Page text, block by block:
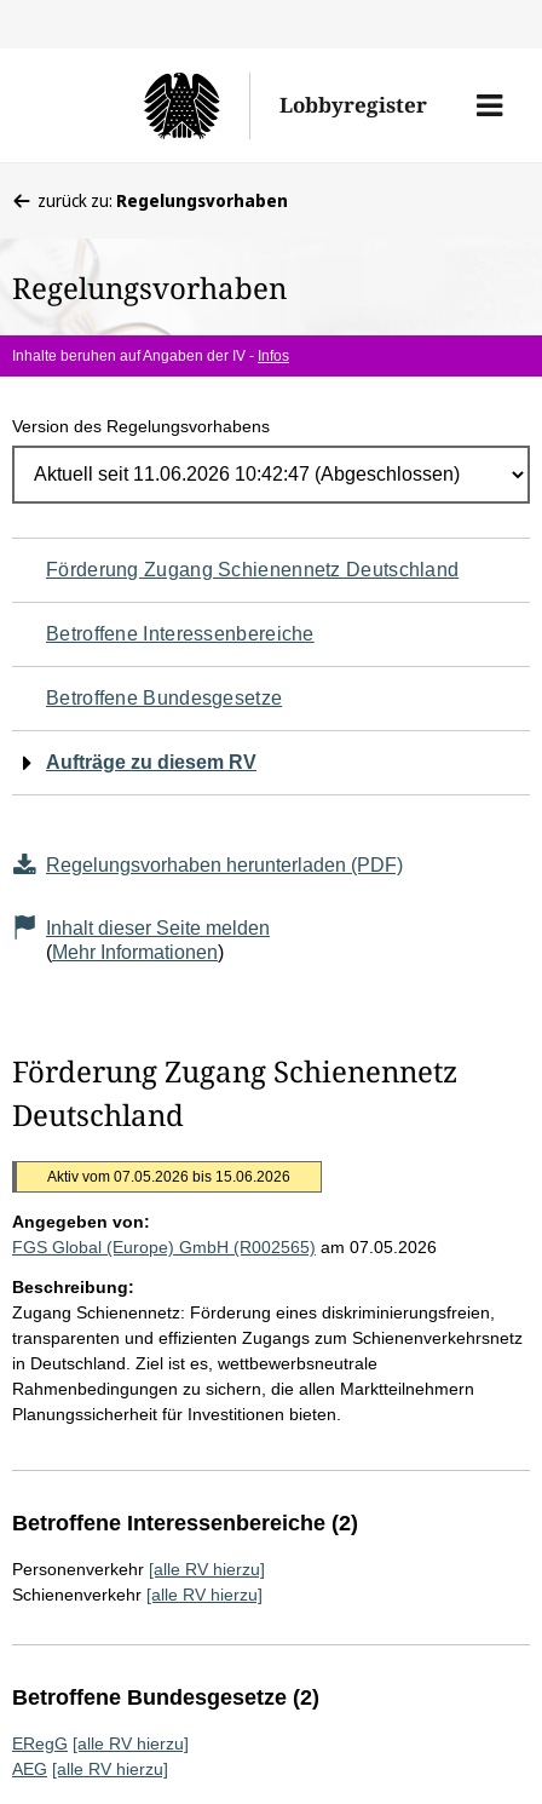
Lobbyregister
Menü
befinden
hier:
zurück zu: Regelungsvorhaben
Regelungsvorhaben
Inhalte beruhen auf Angaben der IV - Infos
Version des Regelungsvorhabens
Navigation
für
den
Seiteninhalt
Förderung Zugang Schienennetz Deutschland
Betroffene Interessenbereiche
Betroffene Bundesgesetze
Aufträge zu diesem RV
Regelungsvorhaben herunterladen (PDF)
Inhalt dieser Seite melden
(Mehr Informationen)
Förderung Zugang Schienennetz
Deutschland
Aktiv vom 07.05.2026 bis 15.06.2026
Angegeben von:
FGS Global (Europe) GmbH (R002565) am 07.05.2026
Beschreibung:
Zugang Schienennetz: Förderung eines diskriminierungsfreien,
transparenten und effizienten Zugangs zum Schienenverkehrsnetz
in Deutschland. Ziel ist es, wettbewerbsneutrale
Rahmenbedingungen zu sichern, die allen Marktteilnehmern
Planungssicherheit für Investitionen bieten.
Betroffene Interessenbereiche (2)
Personenverkehr [alle RV hierzu]
Schienenverkehr [alle RV hierzu]
Betroffene Bundesgesetze (2)
ERegG [alle RV hierzu]
AEG [alle RV hierzu]